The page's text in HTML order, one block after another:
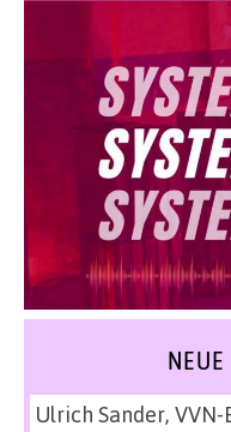
Ulrich Sander, VVN-